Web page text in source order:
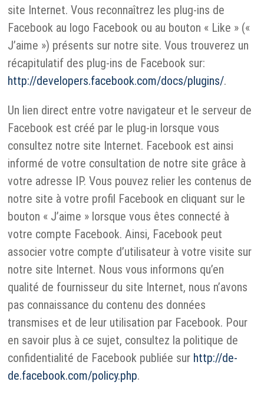
site Internet. Vous reconnaîtrez les plug-ins de
Facebook au logo Facebook ou au bouton « Like » («
J’aime ») présents sur notre site. Vous trouverez un
récapitulatif des plug-ins de Facebook sur:
http://developers.facebook.com/docs/plugins/.
Un lien direct entre votre navigateur et le serveur de
Facebook est créé par le plug-in lorsque vous
consultez notre site Internet. Facebook est ainsi
informé de votre consultation de notre site grâce à
votre adresse IP. Vous pouvez relier les contenus de
notre site à votre profil Facebook en cliquant sur le
bouton « J’aime » lorsque vous êtes connecté à
votre compte Facebook. Ainsi, Facebook peut
associer votre compte d’utilisateur à votre visite sur
notre site Internet. Nous vous informons qu’en
qualité de fournisseur du site Internet, nous n’avons
pas connaissance du contenu des données
transmises et de leur utilisation par Facebook. Pour
en savoir plus à ce sujet, consultez la politique de
confidentialité de Facebook publiée sur http://de-
de.facebook.com/policy.php.